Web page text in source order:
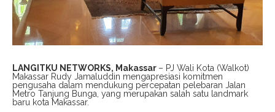
LANGITKU NETWORKS, Makassar – PJ Wali Kota (Walkot)
Makassar Rudy Jamaluddin mengapresiasi komitmen
pengusaha dalam mendukung percepatan pelebaran Jalan
Metro Tanjung Bunga, yang merupakan salah satu landmark
baru kota Makassar.